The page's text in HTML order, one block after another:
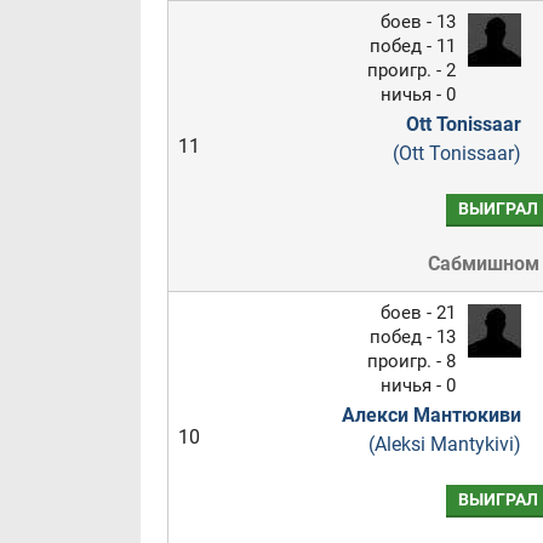
11
боев - 13
побед - 11
проигр. - 2
ничья - 0
Ott Tonissaar
(Ott Tonissaar)
ВЫИГРАЛ
Сабмишном
10
боев - 21
побед - 13
проигр. - 8
ничья - 0
Алекси Мантюкиви
(Aleksi Mantykivi)
ВЫИГРАЛ